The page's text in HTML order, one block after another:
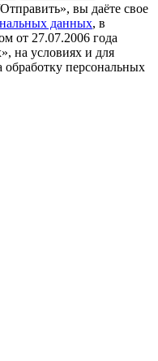
вы даёте свое
данных, в
от 27.07.2006 года
на условиях и для
персональных